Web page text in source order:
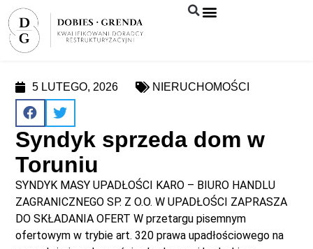
5 LUTEGO, 2026 NIERUCHOMOŚCI
Syndyk sprzeda dom w
Toruniu
SYNDYK MASY UPADŁOŚCI KARO – BIURO HANDLU
ZAGRANICZNEGO SP. Z O.O. W UPADŁOŚCI ZAPRASZA
DO SKŁADANIA OFERT W przetargu pisemnym
ofertowym w trybie art. 320 prawa upadłościowego na